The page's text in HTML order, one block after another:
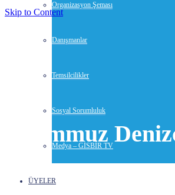
Organizasyon Şeması
Danışmanlar
Temsilcilikler
Sosyal Sorumluluk
Medya – GİSBİR TV
ÜYELER
Skip to Content
1 Temmuz